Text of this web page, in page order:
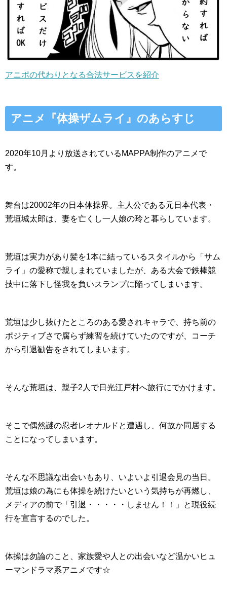
アニポの代わりとなる合法サービスを紹介
アニメ『体操ザムライ』のあらすじ
2020年10月より放送されているMAPPA制作のアニメで
す。
舞台は20002年の日本体操界。主人公である元日本代表・
荒垣城太郎は、妻を亡くし一人娘の玲と暮らしています。
荒垣は実力があり髪を1本に結っているスタイルから「サム
ライ」の愛称で親しまれていましたが、ある大会で鉄棒競
技中に落下し怪我を負いスランプに陥ってしまいます。
荒垣は少し抜けたところのある愛されキャラで、持ち前の
ポジティブさで腐らず練習を続けていたのですが、コーチ
から引退勧告をされてしまいます。
そんな荒垣は、親子2人で日光江戸村へ旅行にでかけます。
そこで偶然謎の忍者レオナルドと遭遇し、何故か同居する
ことになってしまいます。
そんな不思議な出会いもあり、いよいよ引退会見の当日。
荒垣は娘の為にも体操を続けたいという気持ちが再燃し、
メディアの前で「引退・・・・・しません！！」と現役続
行を宣言するのでした。
体操は勿論のこと、家族愛や人との出会いなど温かいヒュ
ーマンドラマ系アニメです☆